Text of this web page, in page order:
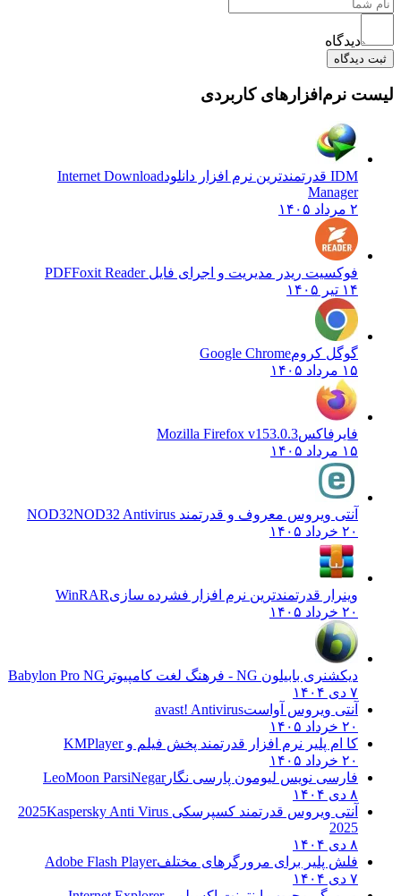
دیدگاه
ثبت دیدگاه
لیست نرم‌افزارهای کاربردی
IDM قدرتمندترین نرم افزار دانلود
Internet Download
Manager
۲ مرداد ۱۴۰۵
فوکسیت ریدر مدیریت و اجرای فایل PDFFoxit Reader
۱۴ تیر ۱۴۰۵
گوگل کرومGoogle Chrome
۱۵ مرداد ۱۴۰۵
فایرفاکسMozilla Firefox v153.0.3
۱۵ مرداد ۱۴۰۵
آنتی ویروس معروف و قدرتمند NOD32 NOD32 Antivirus
۲۰ خرداد ۱۴۰۵
وینرار قدرتمندترین نرم افزار فشرده سازیWinRAR
۲۰ خرداد ۱۴۰۵
دیکشنری بابیلون NG - فرهنگ لغت کامپیوتر
Babylon Pro NG
۷ دی ۱۴۰۴
آنتی ویروس آواستavast! Antivirus
۲۰ خرداد ۱۴۰۵
کا ام پلیر نرم افزار قدرتمند پخش فیلم وKMPlayer
۲۰ خرداد ۱۴۰۵
فارسی نویس لیومون پارسی نگارLeoMoon ParsiNegar
۸ دی ۱۴۰۴
آنتی ویروس قدرتمند کسپرسکی 2025 Kaspersky Anti Virus
2025
۸ دی ۱۴۰۴
فلش پلیر برای مرورگرهای مختلفAdobe Flash Player
۷ دی ۱۴۰۴